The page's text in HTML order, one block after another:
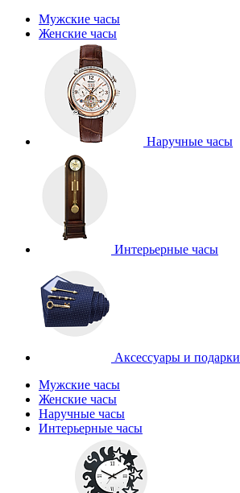
Мужские часы
Женские часы
Наручные часы
Интерьерные часы
Аксессуары и подарки
Мужские часы
Женские часы
Наручные часы
Интерьерные часы